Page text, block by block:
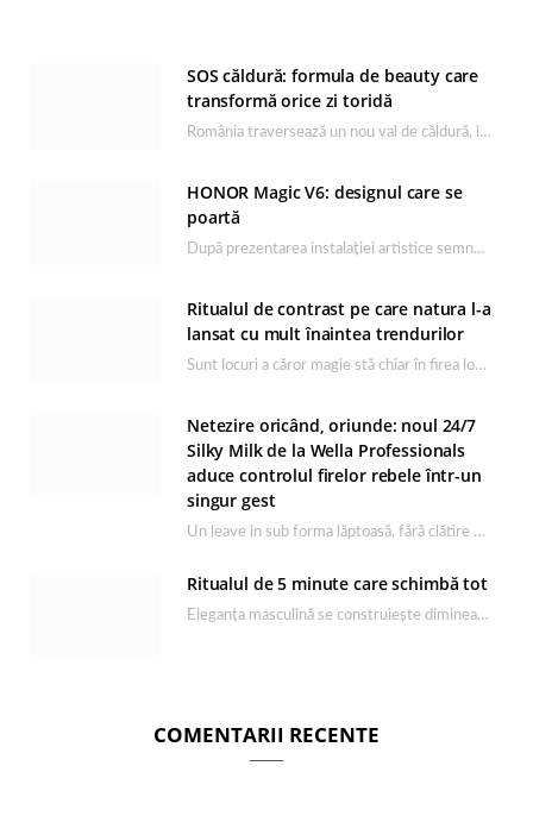
SOS căldură: formula de beauty care
transformă orice zi toridă
România traversează un nou val de căldură, iar rutina de îngrijire capătă un rol esențial…
HONOR Magic V6: designul care se
poartă
După prezentarea instalației artistice semnată de Catrinel Săbăciag în cadrul evenimentului de lansare HONOR Magic…
Ritualul de contrast pe care natura l-a
lansat cu mult înaintea trendurilor
Sunt locuri a căror magie stă chiar în firea lor naturală, iar Lacul Ursu din…
Netezire oricând, oriunde: noul 24/7
Silky Milk de la Wella Professionals
aduce controlul firelor rebele într-un
singur gest
Un leave in sub forma lăptoasă, fără clătire care completează rutina Ultimate Smooth și transformă…
Ritualul de 5 minute care schimbă tot
Eleganța masculină se construiește dimineața, în câteva minute și cu produsele potrivite. O rutină de…
COMENTARII RECENTE